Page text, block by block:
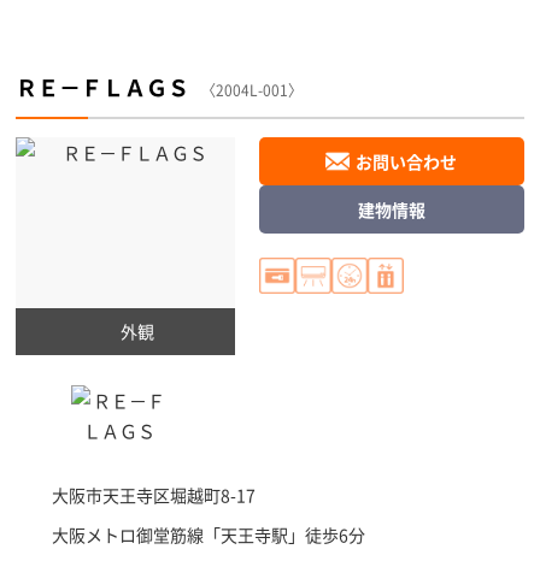
ＲＥ－ＦＬＡＧＳ 〈2004L-001〉
外観
大阪市天王寺区堀越町8-17
大阪メトロ御堂筋線「天王寺駅 」徒歩6分
お問い合わせ
建物情報